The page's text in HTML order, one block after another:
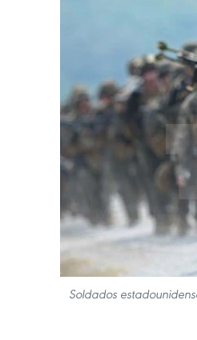
Soldados